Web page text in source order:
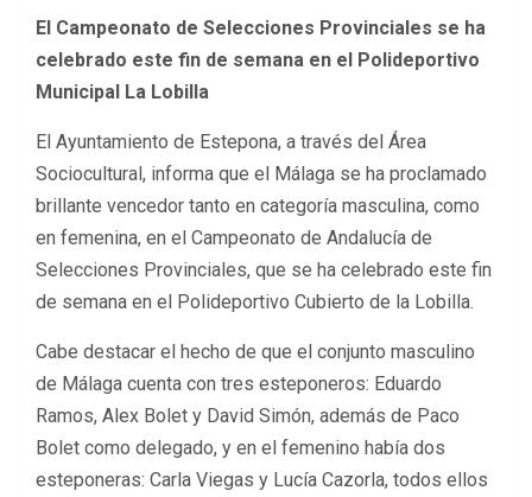
El Campeonato de Selecciones Provinciales se ha
celebrado este fin de semana en el Polideportivo
Municipal La Lobilla
El Ayuntamiento de Estepona, a través del Área
Sociocultural, informa que el Málaga se ha proclamado
brillante vencedor tanto en categoría masculina, como
en femenina, en el Campeonato de Andalucía de
Selecciones Provinciales, que se ha celebrado este fin
de semana en el Polideportivo Cubierto de la Lobilla.
Cabe destacar el hecho de que el conjunto masculino
de Málaga cuenta con tres esteponeros: Eduardo
Ramos, Alex Bolet y David Simón, además de Paco
Bolet como delegado, y en el femenino había dos
esteponeras: Carla Viegas y Lucía Cazorla, todos ellos